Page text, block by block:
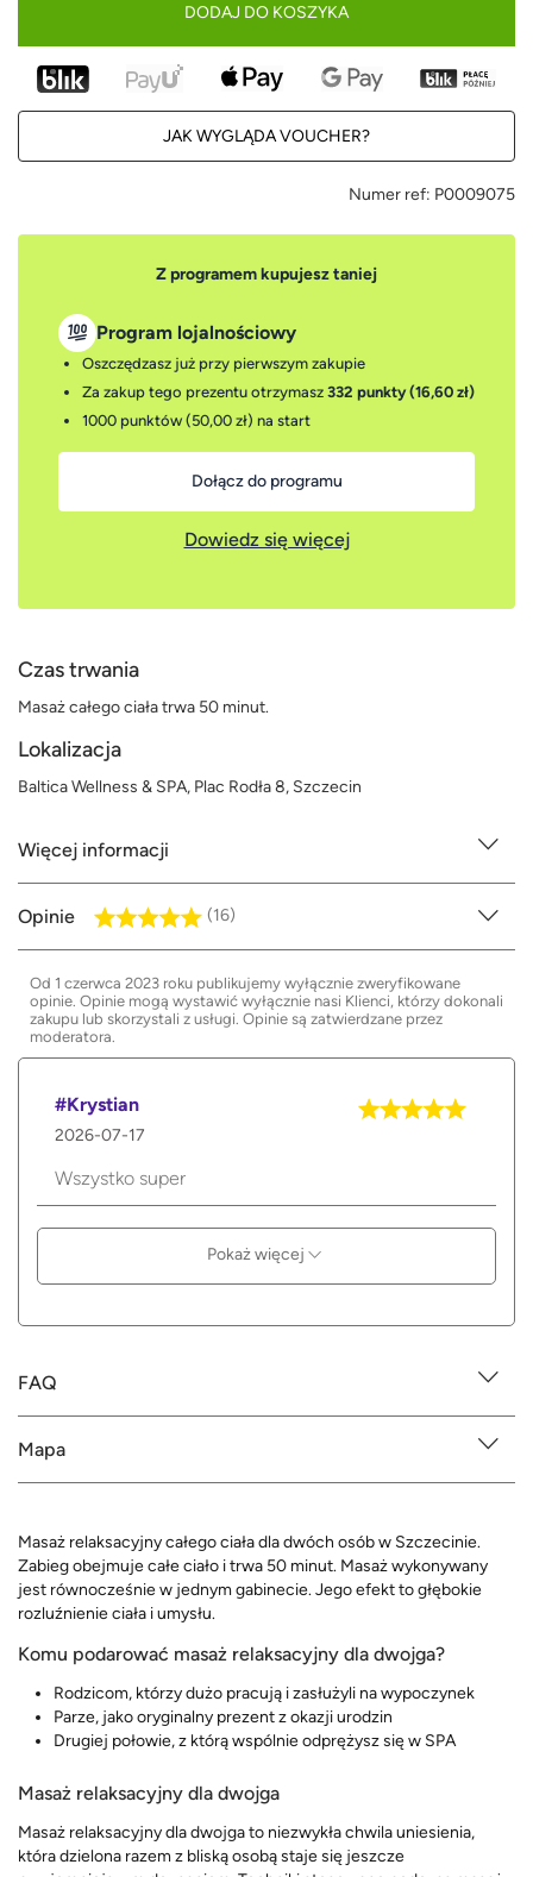
DODAJ DO KOSZYKA
JAK WYGLĄDA VOUCHER?
Numer ref: P0009075
Z programem kupujesz taniej
Program lojalnościowy
Oszczędzasz już przy pierwszym zakupie
Za zakup tego prezentu otrzymasz 332 punkty (16,60 zł)
1000 punktów (50,00 zł) na start
Dołącz do programu
Dowiedz się więcej
Czas trwania
Masaż całego ciała trwa 50 minut.
Lokalizacja
Baltica Wellness & SPA, Plac Rodła 8, Szczecin
Więcej informacji
Opinie (16)
Od 1 czerwca 2023 roku publikujemy wyłącznie zweryfikowane
opinie. Opinie mogą wystawić wyłącznie nasi Klienci, którzy dokonali
zakupu lub skorzystali z usługi. Opinie są zatwierdzane przez
moderatora.
#Krystian
2026-07-17
Wszystko super
Pokaż więcej
FAQ
Mapa
Masaż relaksacyjny całego ciała dla dwóch osób w Szczecinie.
Zabieg obejmuje całe ciało i trwa 50 minut. Masaż wykonywany
jest równocześnie w jednym gabinecie. Jego efekt to głębokie
rozluźnienie ciała i umysłu.
Komu podarować masaż relaksacyjny dla dwojga?
Rodzicom, którzy dużo pracują i zasłużyli na wypoczynek
Parze, jako oryginalny prezent z okazji urodzin
Drugiej połowie, z którą wspólnie odprężysz się w SPA
Masaż relaksacyjny dla dwojga
Masaż relaksacyjny dla dwojga to niezwykła chwila uniesienia,
która dzielona razem z bliską osobą staje się jeszcze